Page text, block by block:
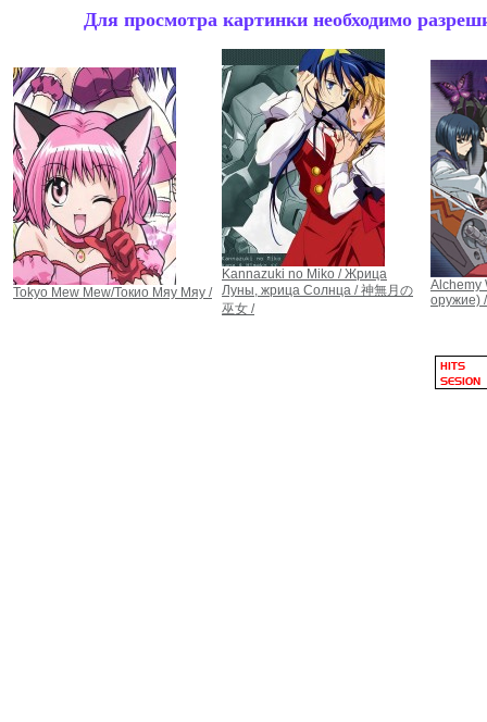
Для просмотра картинки необходимо
Tokyo Mew Mew/Токио Мяу Мяу /
Kannazuki no Miko / Жрица
Луны, жрица Солнца / 神無月の
巫女 /
Alchemy
оружие) /